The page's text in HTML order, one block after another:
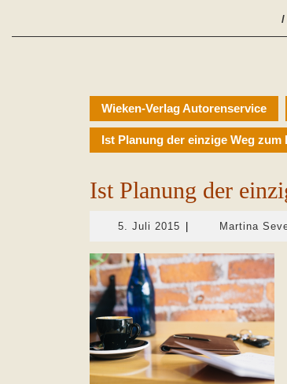
Wieken-Verlag Autorenservice
Ist Planung der einzige Weg zum
Ist Planung der
5. Juli 2015 5.
2015
Martina